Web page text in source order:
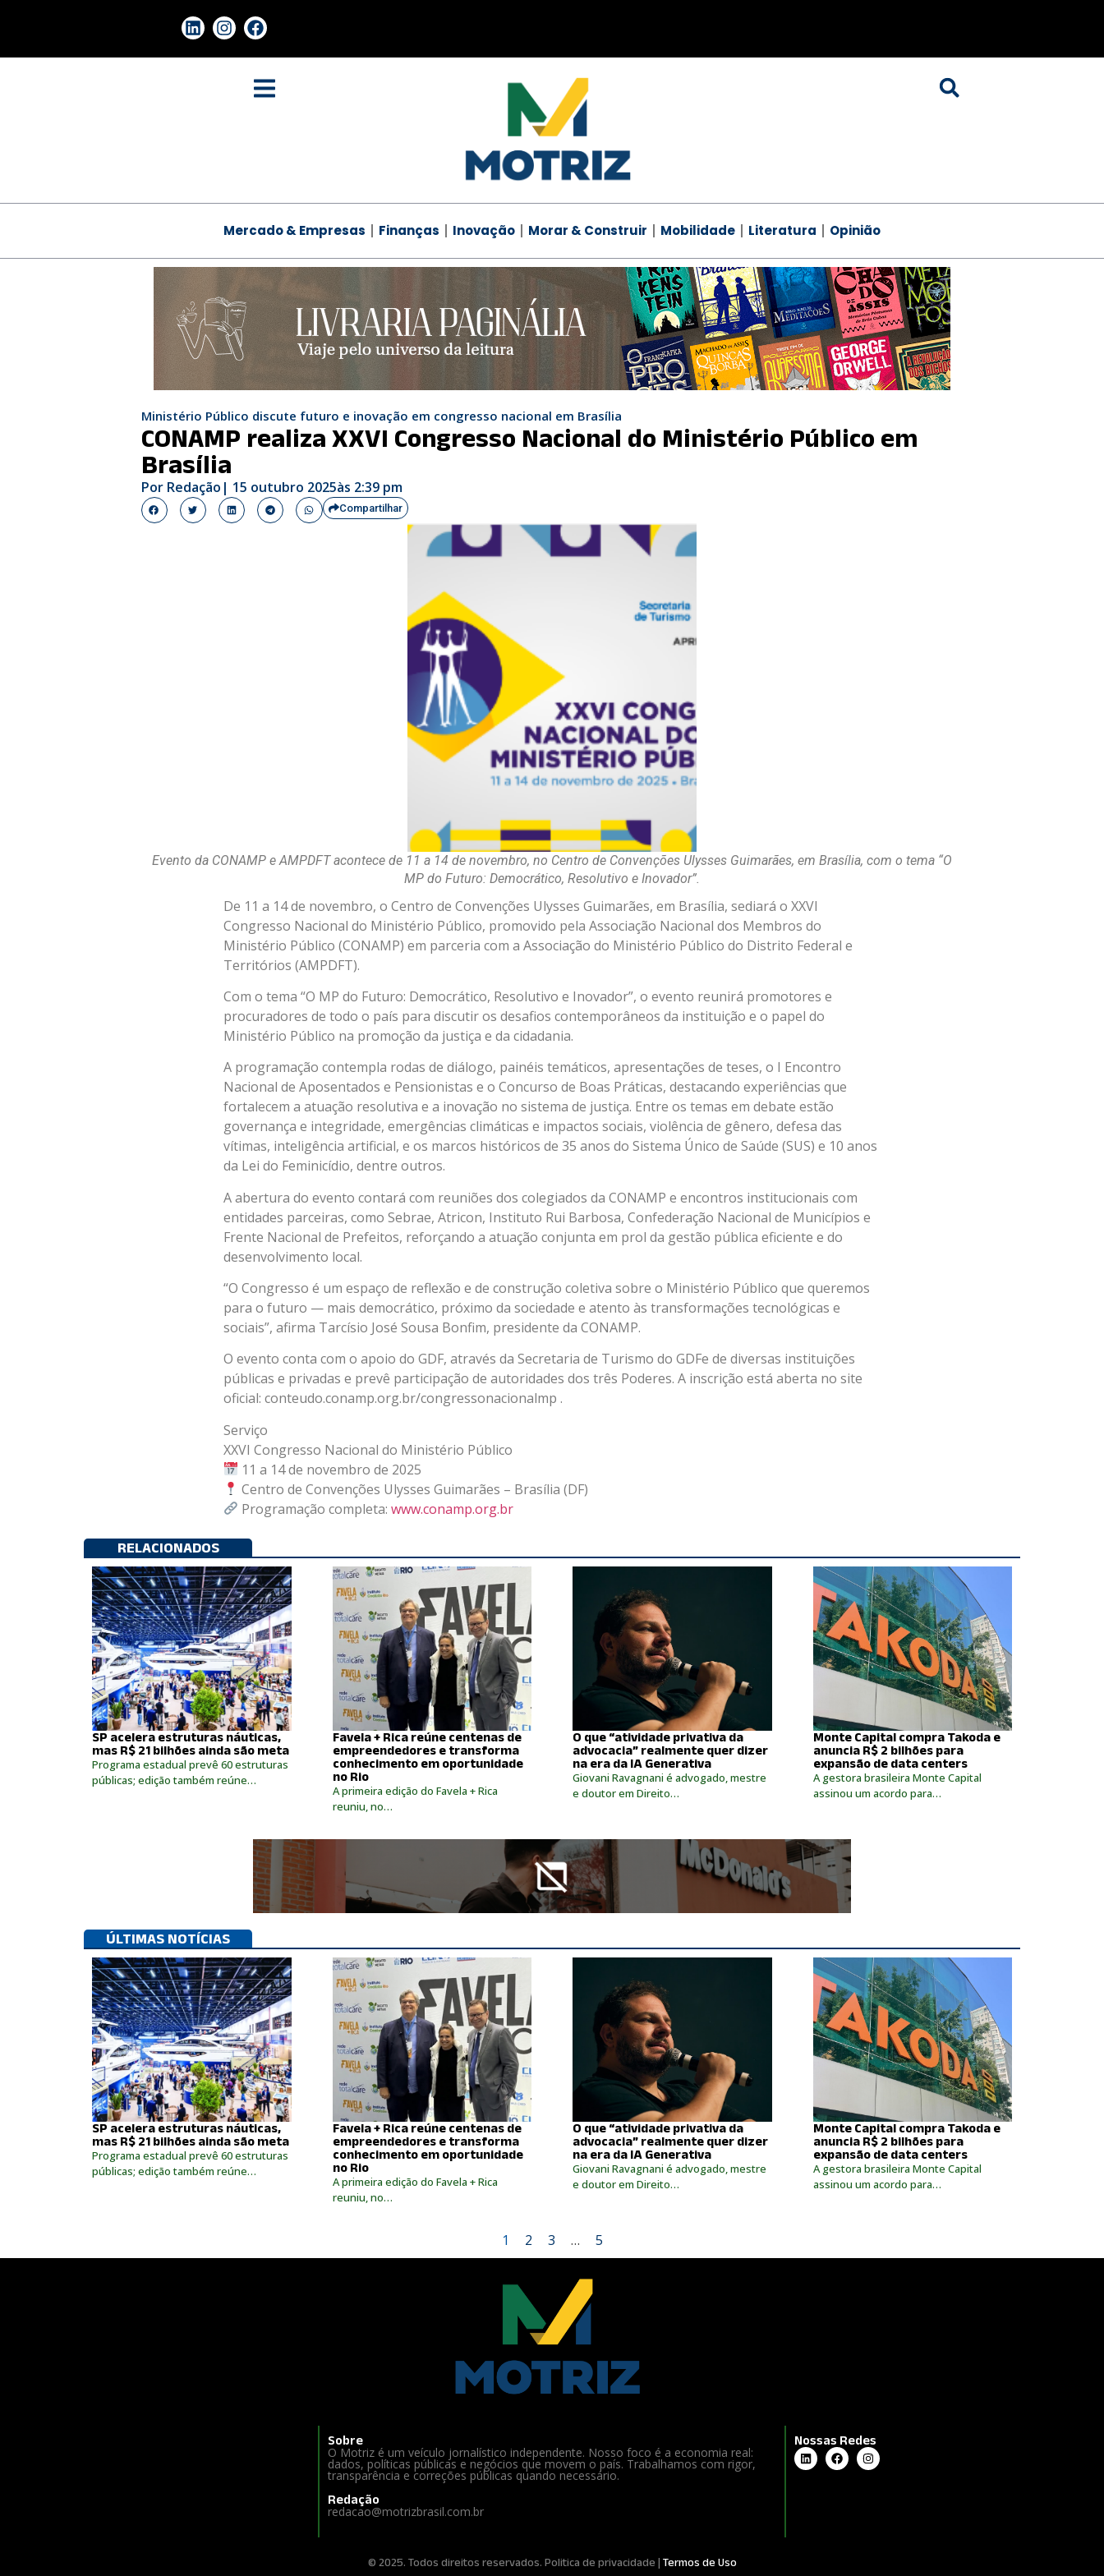
Mercado & Empresas Finanças Inovação Morar & Construir Mobilidade Literatura Opinião
Ministério Público discute futuro e inovação em congresso nacional em Brasília
CONAMP realiza XXVI Congresso Nacional do Ministério Público em
Brasília
Por Redação | 15 outubro 2025às 2:39 pm
Compartilhar
Evento da CONAMP e AMPDFT acontece de 11 a 14 de novembro, no Centro de Convenções Ulysses Guimarães, em Brasília, com o tema “O
MP do Futuro: Democrático, Resolutivo e Inovador”.
De 11 a 14 de novembro, o Centro de Convenções Ulysses Guimarães, em Brasília, sediará o XXVI
Congresso Nacional do Ministério Público, promovido pela Associação Nacional dos Membros do
Ministério Público (CONAMP) em parceria com a Associação do Ministério Público do Distrito Federal e
Territórios (AMPDFT).
Com o tema “O MP do Futuro: Democrático, Resolutivo e Inovador”, o evento reunirá promotores e
procuradores de todo o país para discutir os desafios contemporâneos da instituição e o papel do
Ministério Público na promoção da justiça e da cidadania.
A programação contempla rodas de diálogo, painéis temáticos, apresentações de teses, o I Encontro
Nacional de Aposentados e Pensionistas e o Concurso de Boas Práticas, destacando experiências que
fortalecem a atuação resolutiva e a inovação no sistema de justiça. Entre os temas em debate estão
governança e integridade, emergências climáticas e impactos sociais, violência de gênero, defesa das
vítimas, inteligência artificial, e os marcos históricos de 35 anos do Sistema Único de Saúde (SUS) e 10 anos
da Lei do Feminicídio, dentre outros.
A abertura do evento contará com reuniões dos colegiados da CONAMP e encontros institucionais com
entidades parceiras, como Sebrae, Atricon, Instituto Rui Barbosa, Confederação Nacional de Municípios e
Frente Nacional de Prefeitos, reforçando a atuação conjunta em prol da gestão pública eficiente e do
desenvolvimento local.
“O Congresso é um espaço de reflexão e de construção coletiva sobre o Ministério Público que queremos
para o futuro — mais democrático, próximo da sociedade e atento às transformações tecnológicas e
sociais”, afirma Tarcísio José Sousa Bonfim, presidente da CONAMP.
O evento conta com o apoio do GDF, através da Secretaria de Turismo do GDFe de diversas instituições
públicas e privadas e prevê participação de autoridades dos três Poderes. A inscrição está aberta no site
oficial: conteudo.conamp.org.br/congressonacionalmp .
Serviço
XXVI Congresso Nacional do Ministério Público
11 a 14 de novembro de 2025
Centro de Convenções Ulysses Guimarães – Brasília (DF)
Programação completa:www.conamp.org.br
RELACIONADOS
SP acelera estruturas náuticas,
mas R$ 21 bilhões ainda são meta
Programa estadual prevê 60 estruturas
públicas; edição também reúne…
Favela + Rica reúne centenas de
empreendedores e transforma
conhecimento em oportunidade
no Rio
A primeira edição do Favela + Rica
reuniu, no…
O que “atividade privativa da
advocacia” realmente quer dizer
na era da IA Generativa
Giovani Ravagnani é advogado, mestre
e doutor em Direito…
Monte Capital compra Takoda e
anuncia R$ 2 bilhões para
expansão de data centers
A gestora brasileira Monte Capital
assinou um acordo para…
ÚLTIMAS NOTÍCIAS
SP acelera estruturas náuticas,
mas R$ 21 bilhões ainda são meta
Programa estadual prevê 60 estruturas
públicas; edição também reúne…
Favela + Rica reúne centenas de
empreendedores e transforma
conhecimento em oportunidade
no Rio
A primeira edição do Favela + Rica
reuniu, no…
O que “atividade privativa da
advocacia” realmente quer dizer
na era da IA Generativa
Giovani Ravagnani é advogado, mestre
e doutor em Direito…
Monte Capital compra Takoda e
anuncia R$ 2 bilhões para
expansão de data centers
A gestora brasileira Monte Capital
assinou um acordo para…
1 2 3 … 5
Sobre
O Motriz é um veículo jornalístico independente. Nosso foco é a economia real:
dados, políticas públicas e negócios que movem o país. Trabalhamos com rigor,
transparência e correções públicas quando necessário.
Redação
redacao@motrizbrasil.com.br
Nossas Redes
© 2025. Todos direitos reservados. Politica de privacidade | Termos de Uso